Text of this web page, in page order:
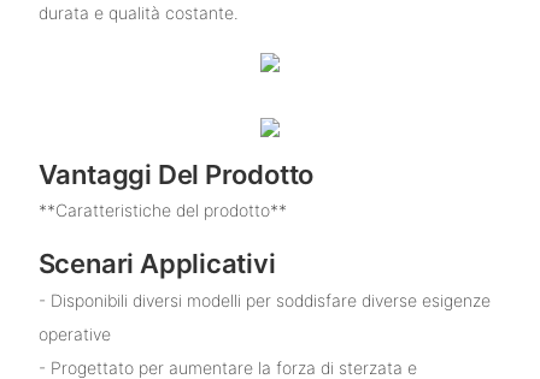
durata e qualità costante.
Vantaggi Del Prodotto
**Caratteristiche del prodotto**
Scenari Applicativi
- Disponibili diversi modelli per soddisfare diverse esigenze
operative
- Progettato per aumentare la forza di sterzata e